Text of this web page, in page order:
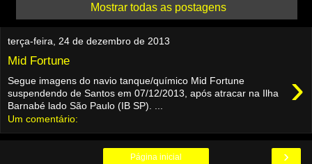
Mostrar todas as postagens
terça-feira, 24 de dezembro de 2013
Mid Fortune
›
Segue imagens do navio tanque/químico Mid Fortune
suspendendo de Santos em 07/12/2013, após atracar na Ilha
Barnabé lado São Paulo (IB SP). ...
Um comentário:
›
Página inicial